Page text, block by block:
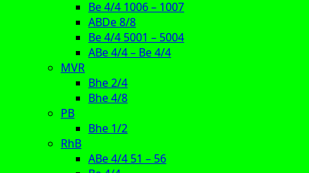
Be 4/4 1006 – 1007
ABDe 8/8
Be 4/4 5001 – 5004
ABe 4/4 – Be 4/4
MVR
Bhe 2/4
Bhe 4/8
PB
Bhe 1/2
RhB
ABe 4/4 51 – 56